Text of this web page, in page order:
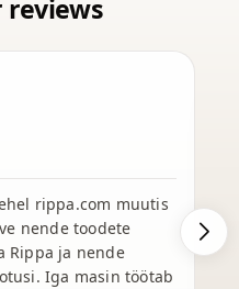
rippa.com muutis
nende toodete
Rippa ja nende
Iga masin töötab